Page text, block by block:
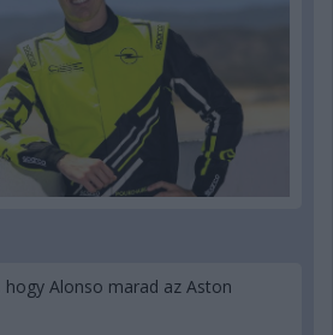
Alonso marad az Aston